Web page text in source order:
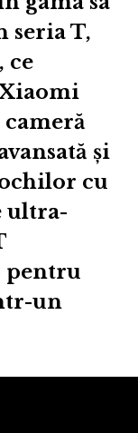
seria T,
ce
și
cu
ultra-
pentru
un